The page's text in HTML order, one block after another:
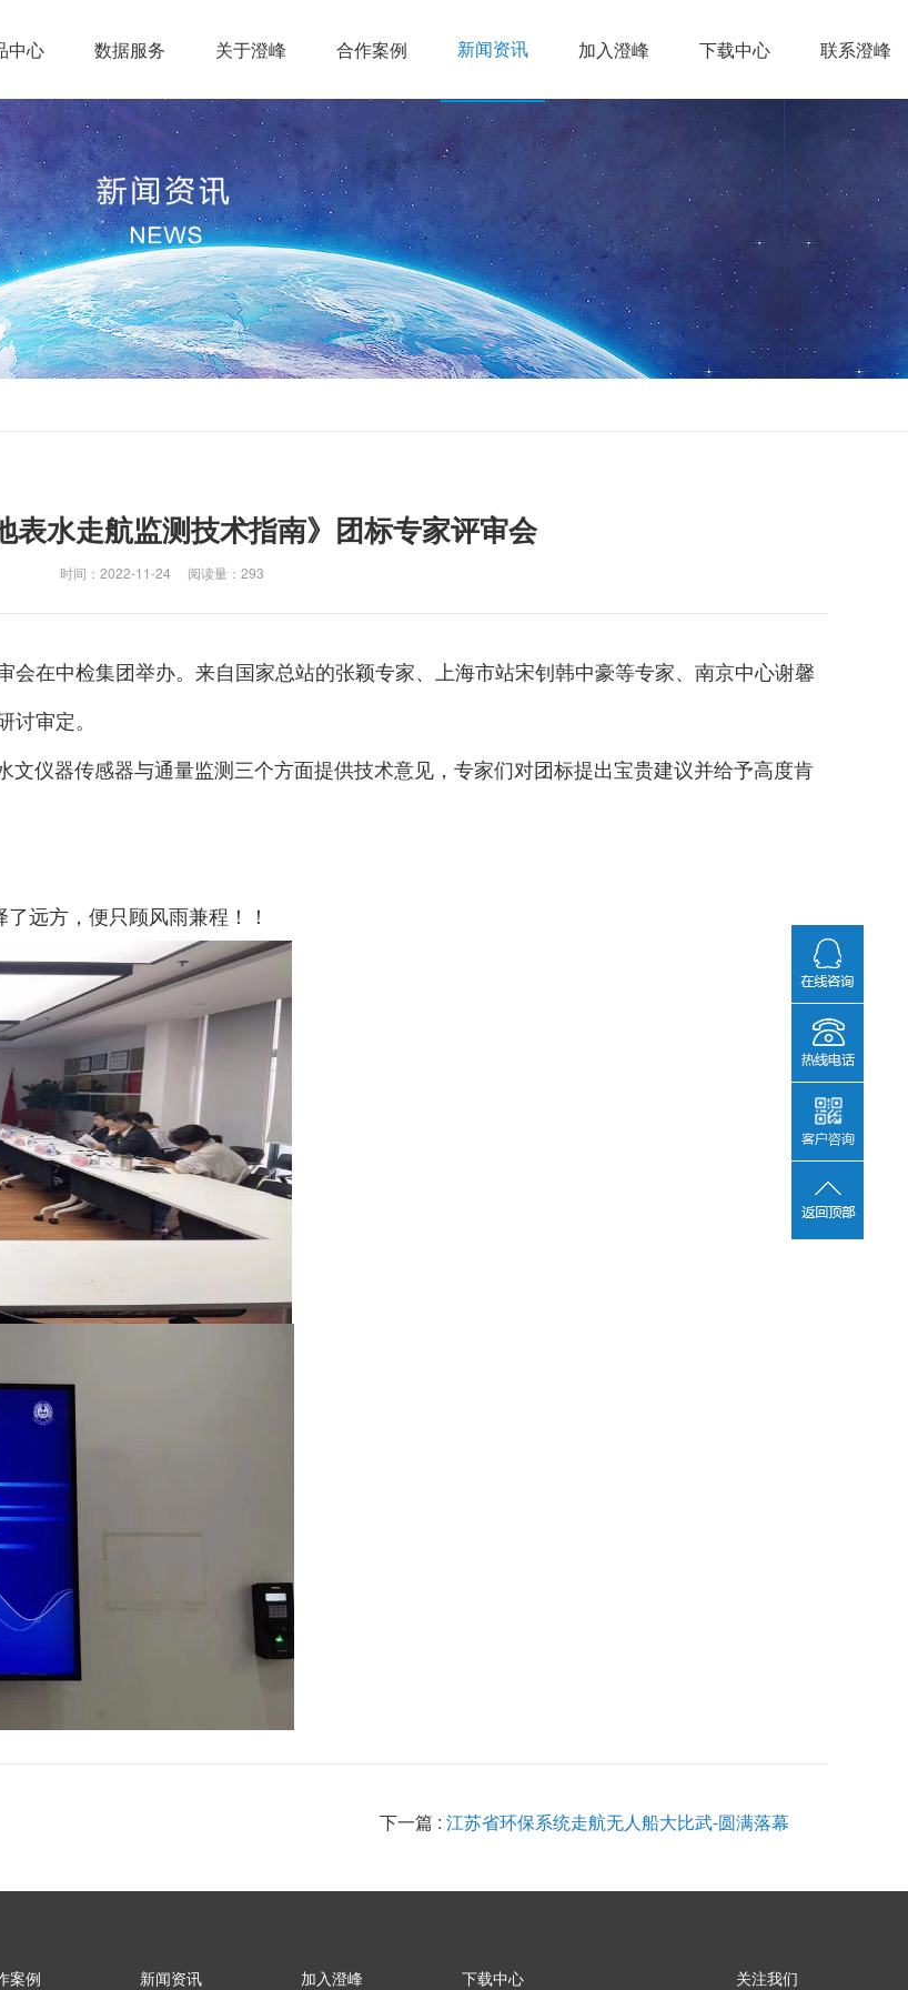
中心 数据服务 关于澄峰 合作案例 新闻资讯 加入澄峰 下载中心 联系澄峰
表水走航监测技术指南》团标专家评审会
时间：2022-11-24 阅读量： 293
在中检集团举办。来自国家总站的张颖专家、上海市站宋钊韩中豪等专家、南京中心谢馨
审定。
仪器传感器与通量监测三个方面提供技术意见，专家们对团标提出宝贵建议并给予高度肯
远方，便只顾风雨兼程！！
下一篇 : 江苏省环保系统走航无人船大比武-圆满落幕
案例 新闻资讯 加入澄峰 下载中心 关注我们